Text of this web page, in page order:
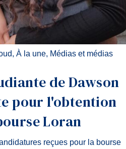
, À la une, Médias et médias
de Dawson
pour l'obtention
Loran
reçues pour la bourse